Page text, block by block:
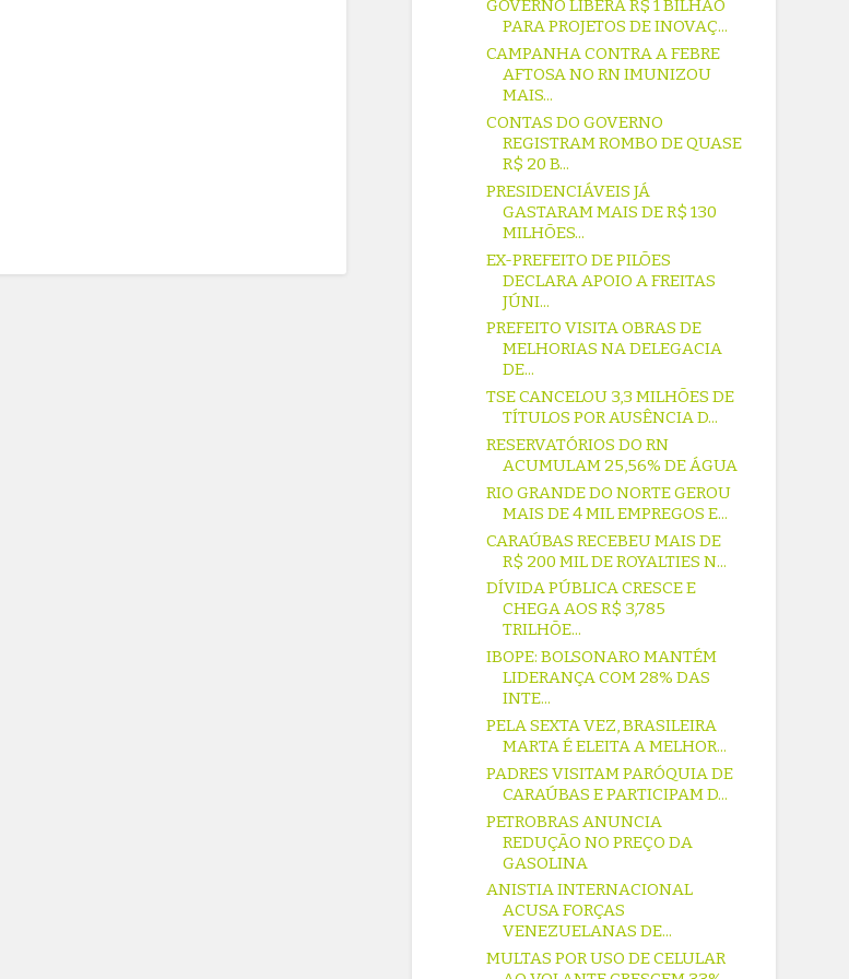
GOVERNO LIBERA R$ 1 BILHÃO
PARA PROJETOS DE INOVAÇ...
CAMPANHA CONTRA A FEBRE
AFTOSA NO RN IMUNIZOU
MAIS...
CONTAS DO GOVERNO
REGISTRAM ROMBO DE QUASE
R$ 20 B...
PRESIDENCIÁVEIS JÁ
GASTARAM MAIS DE R$ 130
MILHÕES...
EX-PREFEITO DE PILÕES
DECLARA APOIO A FREITAS
JÚNI...
PREFEITO VISITA OBRAS DE
MELHORIAS NA DELEGACIA
DE...
TSE CANCELOU 3,3 MILHÕES DE
TÍTULOS POR AUSÊNCIA D...
RESERVATÓRIOS DO RN
ACUMULAM 25,56% DE ÁGUA
RIO GRANDE DO NORTE GEROU
MAIS DE 4 MIL EMPREGOS E...
CARAÚBAS RECEBEU MAIS DE
R$ 200 MIL DE ROYALTIES N...
DÍVIDA PÚBLICA CRESCE E
CHEGA AOS R$ 3,785
TRILHÕE...
IBOPE: BOLSONARO MANTÉM
LIDERANÇA COM 28% DAS
INTE...
PELA SEXTA VEZ, BRASILEIRA
MARTA É ELEITA A MELHOR...
PADRES VISITAM PARÓQUIA DE
CARAÚBAS E PARTICIPAM D...
PETROBRAS ANUNCIA
REDUÇÃO NO PREÇO DA
GASOLINA
ANISTIA INTERNACIONAL
ACUSA FORÇAS
VENEZUELANAS DE...
MULTAS POR USO DE CELULAR